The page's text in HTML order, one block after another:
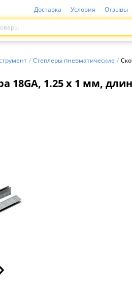
Доставка Условия Отзывы
/ Степлеры пневматические /
18GA, 1.25 х 1 мм,